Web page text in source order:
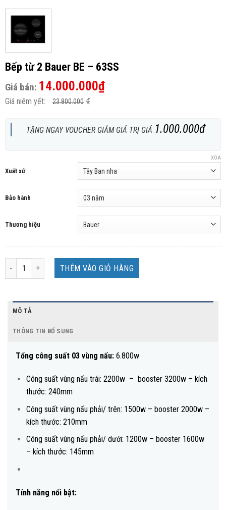
Bếp từ 2 Bauer BE – 63SS
Giá bán: 14.000.000₫
Giá niêm yết: 23.800.000 ₫
TẶNG NGAY VOUCHER GIẢM GIÁ TRỊ GIÁ 1.000.000đ
Xuất xứ
Bảo hành
Thương hiệu
XÓA
Bếp từ 2 Bauer BE - 63SS số lượng
THÊM VÀO GIỎ HÀNG
MÔ TẢ
THÔNG TIN BỔ SUNG
Tổng công suất 03 vùng nấu: 6.800w
Công suất vùng nấu trái: 2200w – booster 3200w – kích
thước: 240mm
Công suất vùng nấu phải/ trên: 1500w – booster 2000w –
kích thước: 210mm
Công suất vùng nấu phải/ dưới: 1200w – booster 1600w
– kích thước: 145mm
Tính năng nổi bật: